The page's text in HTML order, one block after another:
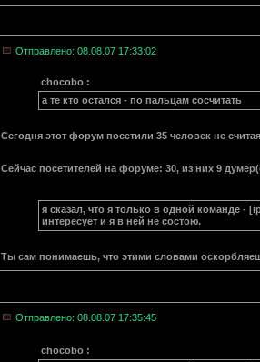
Отправлено: 08.08.07 17:33:02
chocobo :
а те кто остался - по пальцам сосчитать
Сегодня этот форум посетили 35 человек не
Сейчас посетителей на форуме: 30, из них 9
я сказал, что я только в одной команде -
интересует и я в ней не состою.
Ты сам понимаешь, что этими словами
Отправлено: 08.08.07 17:35:45
chocobo :